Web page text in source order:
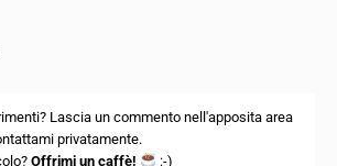
Lascia un commento nell'apposita area
privatamente.
Offrimi un caffè! :-)